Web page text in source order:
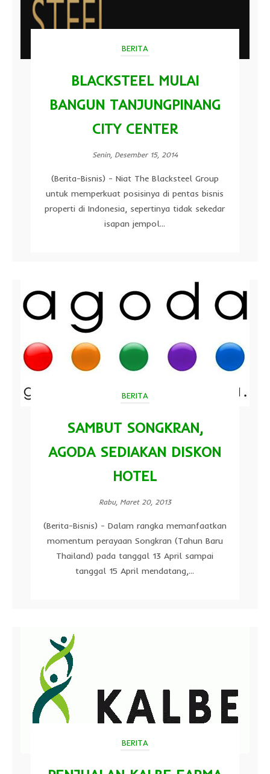
BERITA
BLACKSTEEL MULAI
BANGUN TANJUNGPINANG
CITY CENTER
Senin, Desember 15, 2014
(Berita-Bisnis) - Niat The Blacksteel Group
untuk memperkuat posisinya di pentas bisnis
properti di Indonesia, sepertinya tidak sekedar
isapan jempol...
BERITA
SAMBUT SONGKRAN,
AGODA SEDIAKAN DISKON
HOTEL
Rabu, Maret 20, 2013
(Berita-Bisnis) - Dalam rangka memanfaatkan
momentum perayaan Songkran (Tahun Baru
Thailand) pada tanggal 13 April sampai
tanggal 15 April mendatang,...
BERITA